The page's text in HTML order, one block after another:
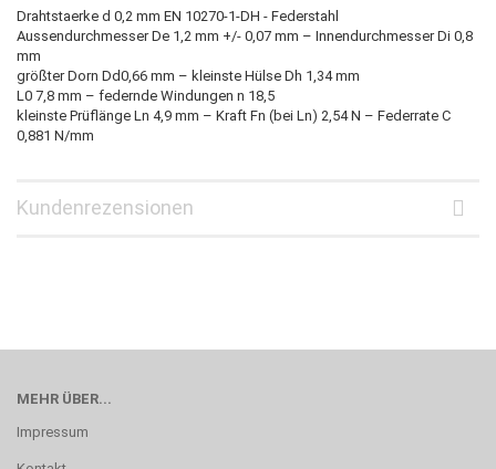
Drahtstaerke d 0,2 mm EN 10270-1-DH - Federstahl
Aussendurchmesser De 1,2 mm +/- 0,07 mm – Innendurchmesser Di 0,8
mm
größter Dorn Dd0,66 mm – kleinste Hülse Dh 1,34 mm
L0 7,8 mm – federnde Windungen n 18,5
kleinste Prüflänge Ln 4,9 mm – Kraft Fn (bei Ln) 2,54 N – Federrate C
0,881 N/mm
Kundenrezensionen
MEHR ÜBER...
Impressum